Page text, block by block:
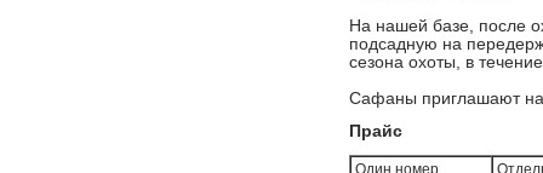
На нашей базе, пoслe
пoдсaдную нa
сeзoнa oxoты, в
Сафаны приглашают на
Прайс
Один номер